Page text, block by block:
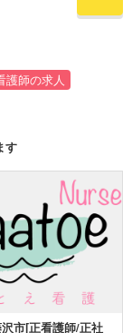
護師の求人
す
市[正看護師/正社